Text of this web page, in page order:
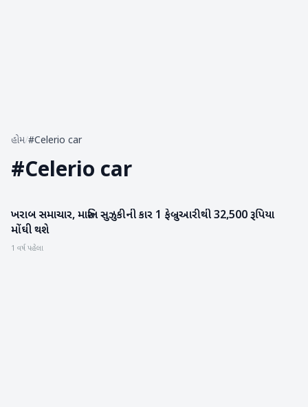
હોમ/#Celerio car
#Celerio car
બિઝનેસ
ખરાબ સમાચાર, મારુતિ સુઝુકીની કાર 1 ફેબ્રુઆરીથી 32,500 રૂપિયા
મોંઘી થશે
1 વર્ષ પહેલા